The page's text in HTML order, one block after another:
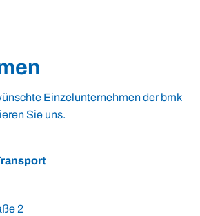
Einzelunternehmen der bmk
Sie uns.
2